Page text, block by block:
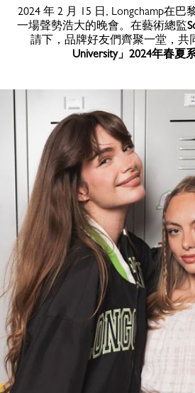
2024 年 2 月 15 日, Longchamp在
一場聲勢浩大的晚會。在藝術總監
請下，品牌好友們齊聚一堂，共
University」2024年春夏